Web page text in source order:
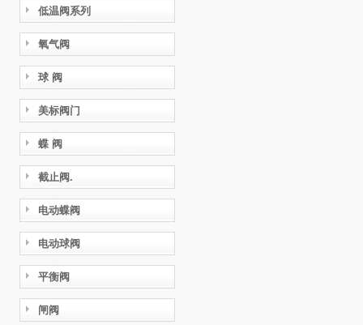
低温阀系列
氧气阀
球 阀
美标阀门
蝶 阀
截止阀.
电动蝶阀
电动球阀
平衡阀
闸阀